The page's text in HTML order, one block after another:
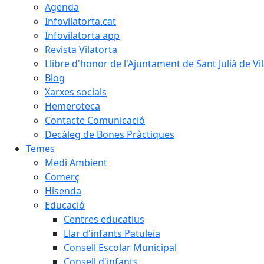
Agenda
Infovilatorta.cat
Infovilatorta app
Revista Vilatorta
Llibre d'honor de l'Ajuntament de Sant Julià de
Blog
Xarxes socials
Hemeroteca
Contacte Comunicació
Decàleg de Bones Pràctiques
Temes
Medi Ambient
Comerç
Hisenda
Educació
Centres educatius
Llar d'infants Patuleia
Consell Escolar Municipal